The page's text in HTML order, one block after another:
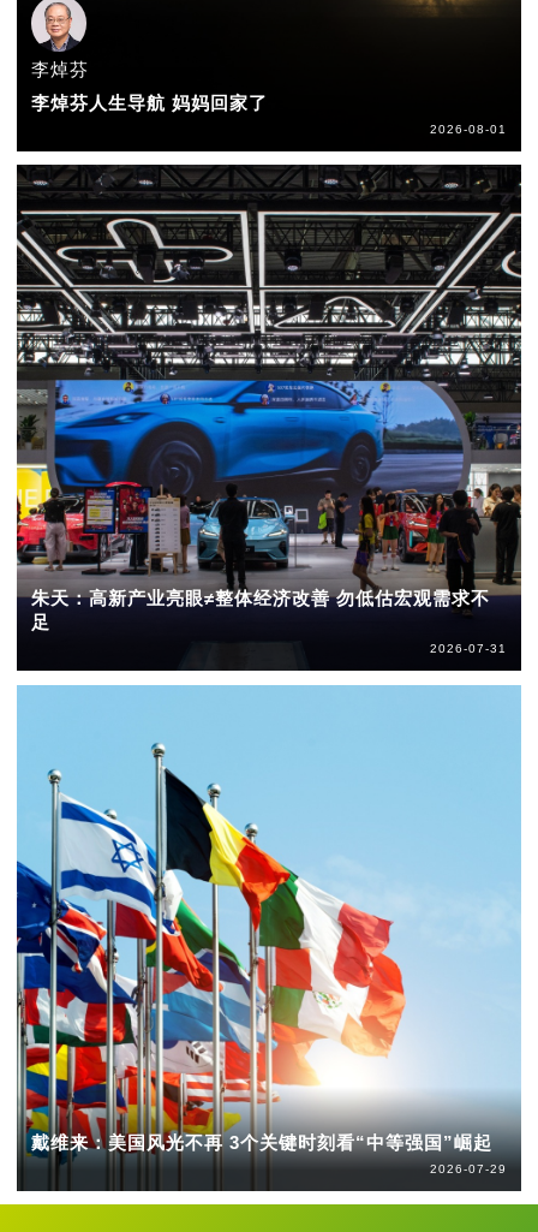
李焯芬
李焯芬人生导航 妈妈回家了
2026-08-01
朱天：高新产业亮眼≠整体经济改善 勿低估宏观需求不
足
2026-07-31
戴维来：美国风光不再 3个关键时刻看“中等强国”崛起
2026-07-29